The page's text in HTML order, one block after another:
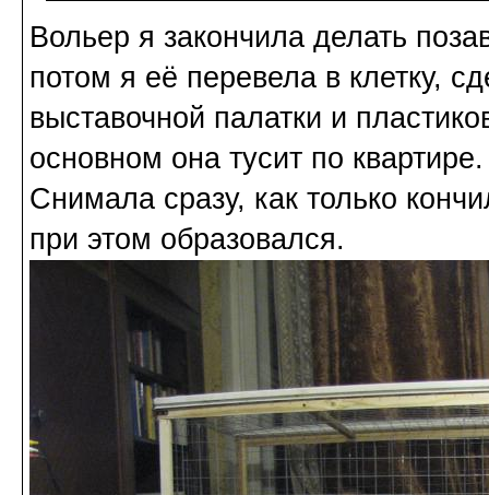
Вольер я закончила делать
потом я её перевела в клетку,
выставочной палатки и
основном она тусит по
Снимала сразу, как только
при этом образовался.